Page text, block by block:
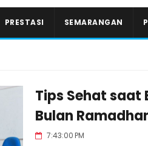
Masukkan iklan disini!
PRESTASI SEMARANGAN
Tips Sehat saat
Bulan
7:43:00 PM